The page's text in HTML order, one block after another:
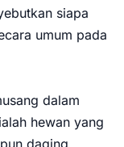
siapa
umum pada
dalam
hewan yang
daging